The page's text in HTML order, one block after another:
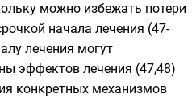
можно избежать потери
начала лечения (47-
лечения могут
эффектов лечения (47,48)
конкретных механизмов